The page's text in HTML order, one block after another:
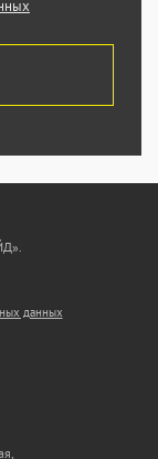
данных